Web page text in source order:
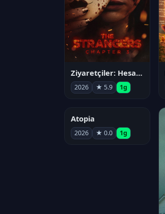
Ziyaretçiler: Hesaplaşma
2026 ★ 5.9 1g
Atopia
2026 ★ 0.0 1g